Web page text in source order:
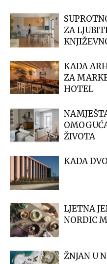
ZA
KADA
ZA
HOTEL
ŽIVOTA
KADA
LJETNA
NORDIC
ŽNJAN U